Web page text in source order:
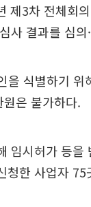
제3차 전체회
사 결과를 심
을 식별하기
은 불가하다.
임시허가 등을
청한 사업자